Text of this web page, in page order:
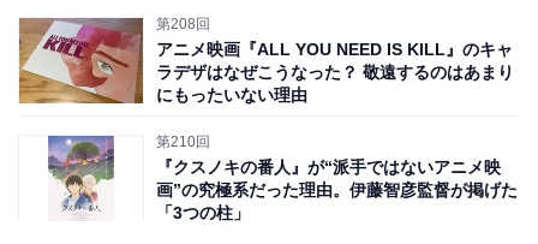
第208回
アニメ映画『ALL YOU NEED IS KILL』のキャ
ラデザはなぜこうなった？ 敬遠するのはあまり
にもったいない理由
第210回
『クスノキの番人』が“派手ではないアニメ映
画”の究極系だった理由。伊藤智彦監督が掲げた
「3つの柱」